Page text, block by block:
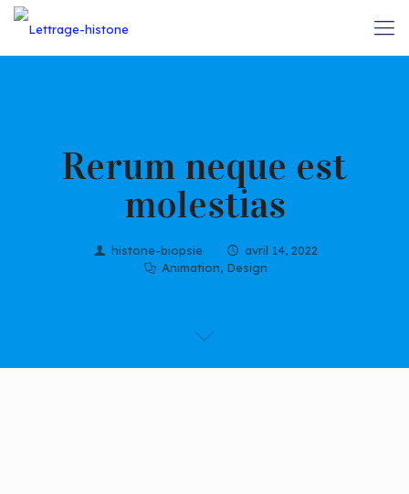
Rerum neque est
molestias
histone-biopsie
avril 14, 2022
Animation, Design